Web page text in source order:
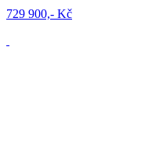
729 900,- Kč